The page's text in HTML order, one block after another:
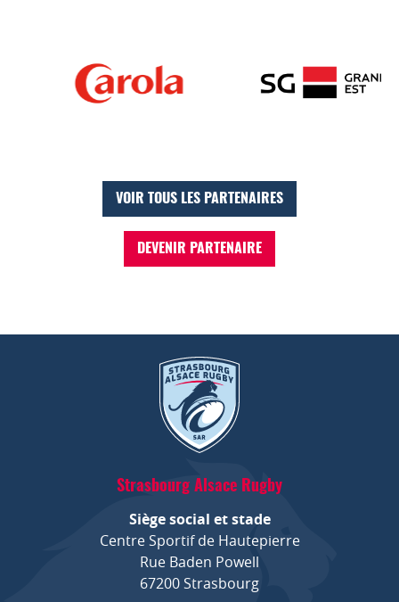
VOIR TOUS LES PARTENAIRES
DEVENIR PARTENAIRE
Strasbourg Alsace Rugby
Siège social et stade
Centre Sportif de Hautepierre
Rue Baden Powell
67200 Strasbourg